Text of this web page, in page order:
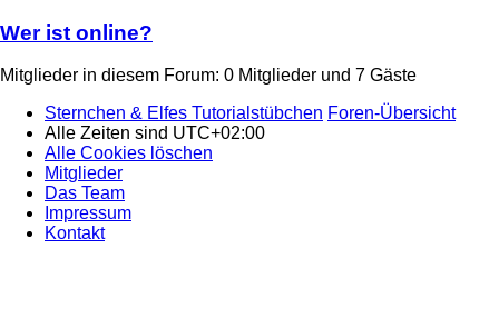
Wer ist online?
Mitglieder in diesem Forum: 0 Mitglieder und 7 Gäste
Sternchen & Elfes Tutorialstübchen Foren-Übersicht
Alle Zeiten sind UTC+02:00
Alle Cookies löschen
Mitglieder
Das Team
Impressum
Kontakt